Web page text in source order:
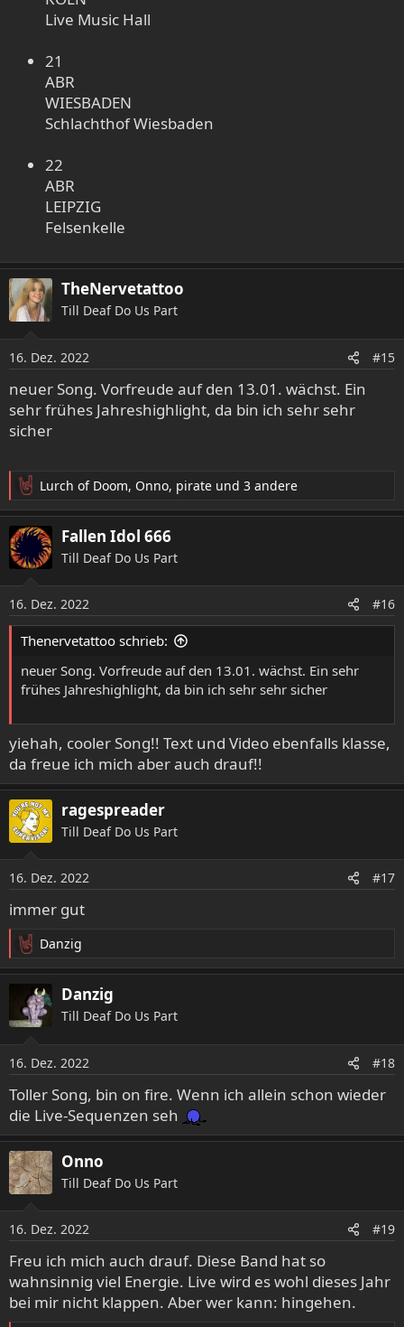
Live Music Hall
21
ABR
WIESBADEN
Schlachthof Wiesbaden
22
ABR
LEIPZIG
Felsenkelle
TheNervetattoo
Till Deaf Do Us Part
16. Dez. 2022 #15
neuer Song. Vorfreude auf den 13.01. wächst. Ein
sehr frühes Jahreshighlight, da bin ich sehr sehr
sicher
R
e
a
k
t
n
e
Lurch of Doom, Onno, pirate und 3 andere
Fallen Idol 666
Till Deaf Do Us Part
16. Dez. 2022 #16
Thenervetattoo schrieb:
neuer Song. Vorfreude auf den 13.01. wächst. Ein sehr
frühes Jahreshighlight, da bin ich sehr sehr sicher
yiehah, cooler Song!! Text und Video ebenfalls klasse,
da freue ich mich aber auch drauf!!
ragespreader
Till Deaf Do Us Part
16. Dez. 2022 #17
immer gut
R
e
a
t
n
e
n
:
Danzig
Danzig
Till Deaf Do Us Part
16. Dez. 2022 #18
Toller Song, bin on fire. Wenn ich allein schon wieder
die Live-Sequenzen seh
Onno
Till Deaf Do Us Part
16. Dez. 2022 #19
Freu ich mich auch drauf. Diese Band hat so
wahnsinnig viel Energie. Live wird es wohl dieses Jahr
bei mir nicht klappen. Aber wer kann: hingehen.